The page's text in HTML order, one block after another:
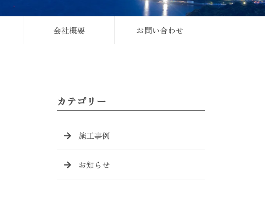
会社概要 お問い合わせ
カテゴリー
施工事例
お知らせ